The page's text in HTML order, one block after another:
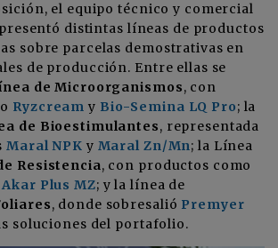
el equipo técnico y comercial
distintas líneas de productos
sobre parcelas demostrativas en
de producción. Entre ellas se
de Microorganismos, con
Ryzcream y Bio-Semina LQ Pro; la
de Bioestimulantes, representada
Maral NPK y Maral Zn/Mn; la Línea
Resistencia, con productos como
Akar Plus MZ; y la línea de
, donde sobresalió Premyer
soluciones del portafolio.